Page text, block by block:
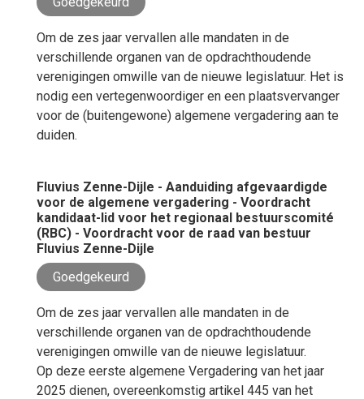
Om de zes jaar vervallen alle mandaten in de
verschillende organen van de opdrachthoudende
verenigingen omwille van de nieuwe legislatuur. Het is
nodig een vertegenwoordiger en een plaatsvervanger
voor de (buitengewone) algemene vergadering aan te
duiden.
Fluvius Zenne-Dijle - Aanduiding afgevaardigde
voor de algemene vergadering - Voordracht
kandidaat-lid voor het regionaal bestuurscomité
(RBC) - Voordracht voor de raad van bestuur
Fluvius Zenne-Dijle
Goedgekeurd
Om de zes jaar vervallen alle mandaten in de
verschillende organen van de opdrachthoudende
verenigingen omwille van de nieuwe legislatuur.
Op deze eerste algemene Vergadering van het jaar
2025 dienen, overeenkomstig artikel 445 van het